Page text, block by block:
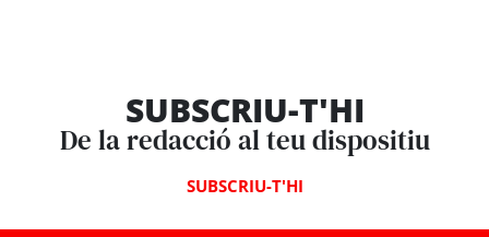
SUBSCRIU-T'HI
De la redacció al teu dispositiu
SUBSCRIU-T'HI